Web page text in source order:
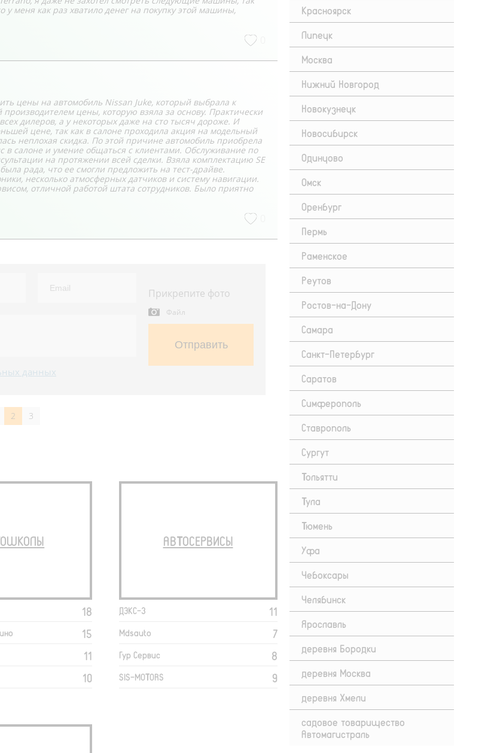
меня как раз хватило денег на покупку этой машины,
цены на автомобиль Nissan Juke, который выбрала к
цены, которую взяла за основу. Практически
дилеров, а у некоторых даже на сто тысяч дороже. И
цене, так как в салоне проходила акция на модельный
неплохая скидка. По этой причине автомобиль приобрела
в салоне и умение общаться с клиентами. Обслуживание по
на протяжении всей сделки. Взяла комплектацию SE
рада, что ее смогли предложить на тест-драйве.
несколько атмосферных датчиков и систему навигации.
отличной работой штата сотрудников. Было приятно
данных
Прикрепите фото
Файл
Отправить
2 3
18
15
11
10
АВТОСЕРВИСЫ
11
ДЭКС-3
7
Mdsauto
8
Гур Сервис
9
SIS-MOTORS
Красноярск
Липецк
Москва
Нижний Новгород
Новокузнецк
Новосибирск
Одинцово
Омск
Оренбург
Пермь
Раменское
Реутов
Ростов-на-Дону
Самара
Санкт-Петербург
Саратов
Симферополь
Ставрополь
Сургут
Тольятти
Тула
Тюмень
Уфа
Чебоксары
Челябинск
Ярославль
деревня Бородки
деревня Москва
деревня Хмели
садовое товарищество
Автомагистраль